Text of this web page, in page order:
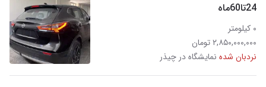
24تا60ماه
۰ کیلومتر
۲,۸۵۰,۰۰۰,۰۰۰ تومان
نردبان شده نمایشگاه در چیذر